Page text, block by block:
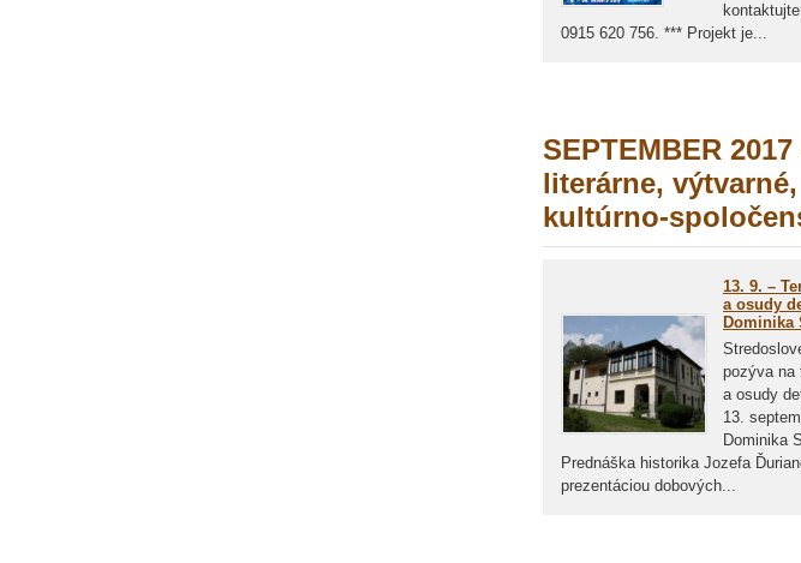
0915 620 756. *** Projekt je...
SEPTEMBER
literárne,
kultúrno-
13. 9. –
a osudy
Dominika
pozýva na
a osudy
13.
Dominika
Prednáška historika Jozefa
prezentáciou dobových...